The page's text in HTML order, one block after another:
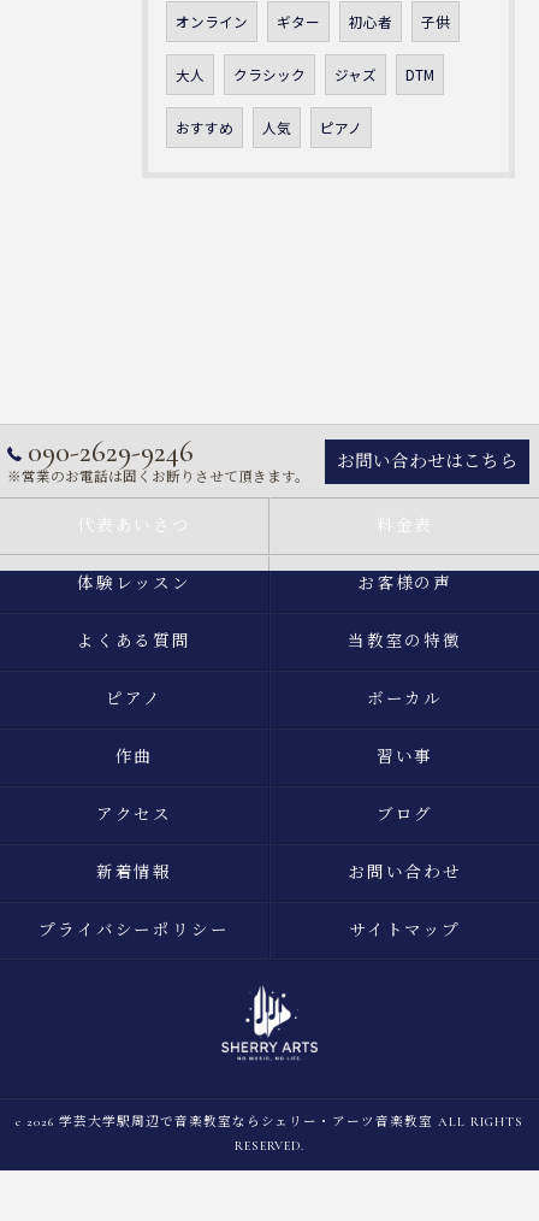
オンライン ギター 初心者 子供
大人 クラシック ジャズ DTM
おすすめ 人気 ピアノ
090-2629-9246
※営業のお電話は固くお断りさせて頂きます。
お問い合わせはこちら
代表あいさつ 料金表
体験レッスン お客様の声
よくある質問 当教室の特徴
ピアノ ボーカル
作曲 習い事
アクセス ブログ
新着情報 お問い合わせ
プライバシーポリシー サイトマップ
c 2026 学芸大学駅周辺で音楽教室ならシェリー・アーツ音楽教室 ALL RIGHTS
RESERVED.